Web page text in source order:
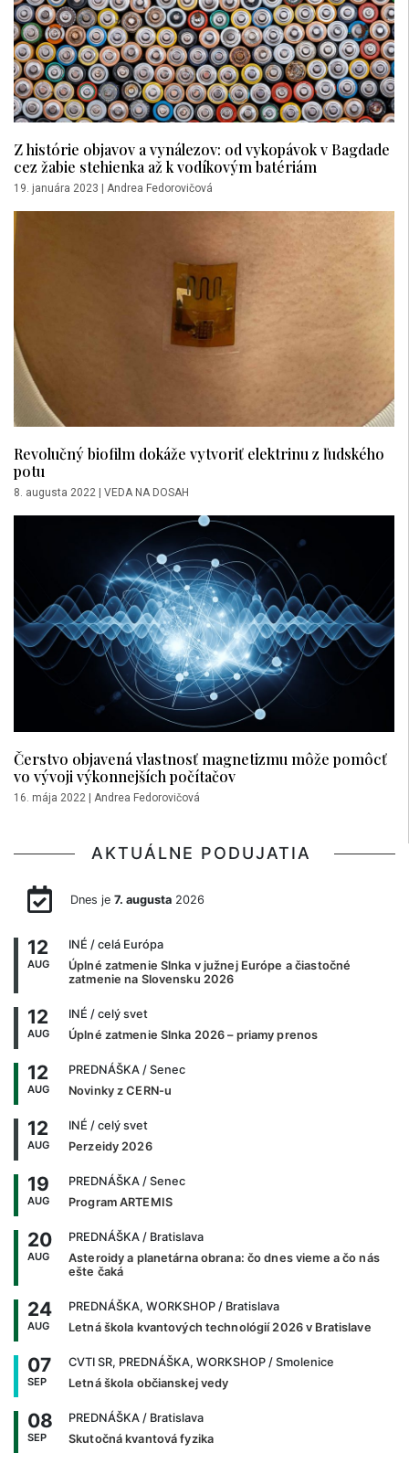
Z histórie objavov a vynálezov: od vykopávok v Bagdade
cez žabie stehienka až k vodíkovým batériám
19. januára 2023 Andrea Fedorovičová
Revolučný biofilm dokáže vytvoriť elektrinu z ľudského
potu
8. augusta 2022 VEDA NA DOSAH
Čerstvo objavená vlastnosť magnetizmu môže pomôcť
vo vývoji výkonnejších počítačov
16. mája 2022 | Andrea Fedorovičová
AKTUÁLNE PODUJATIA
Dnes je 7. augusta2026
12
AUG
INÉ / celá Európa
Úplné zatmenie Slnka v južnej Európe a čiastočné
zatmenie na Slovensku 2026
12
AUG
INÉ / celý svet
Úplné zatmenie Slnka 2026 – priamy prenos
12
AUG
PREDNÁŠKA / Senec
Novinky z CERN-u
12
AUG
INÉ / celý svet
Perzeidy 2026
19
AUG
PREDNÁŠKA / Senec
Program ARTEMIS
20
AUG
PREDNÁŠKA / Bratislava
Asteroidy a planetárna obrana: čo dnes vieme a čo nás
ešte čaká
24
AUG
PREDNÁŠKA, WORKSHOP / Bratislava
Letná škola kvantových technológií 2026 v Bratislave
07
SEP
CVTI SR, PREDNÁŠKA, WORKSHOP / Smolenice
Letná škola občianskej vedy
08
SEP
PREDNÁŠKA / Bratislava
Skutočná kvantová fyzika